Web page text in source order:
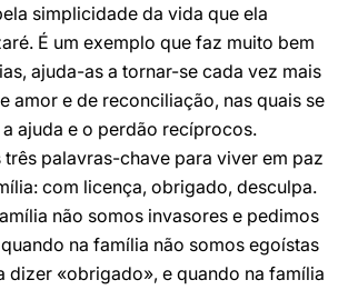
simplicidade da vida que ela
É um exemplo que faz muito bem
ajuda-as a tornar-se cada vez mais
amor e de reconciliação, nas quais se
a ajuda e o perdão recíprocos.
três palavras-chave para viver em paz
com licença, obrigado, desculpa.
não somos invasores e pedimos
na família não somos egoístas
dizer «obrigado», e quando na família